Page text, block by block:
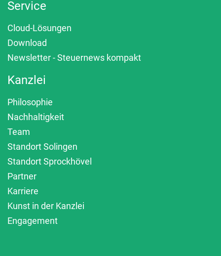
Service
Cloud-Lösungen
Download
Newsletter - Steuernews kompakt
Kanzlei
Philosophie
Nachhaltigkeit
Team
Standort Solingen
Standort Sprockhövel
Partner
Karriere
Kunst in der Kanzlei
Engagement